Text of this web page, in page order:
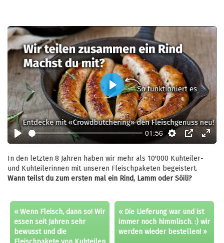
Play
01:56
Settings
PIP Enter
Play
In den letzten 8 Jahren haben wir mehr als 10'000 Kuhteiler-
und Kuhteilerinnen mit unseren Fleischpaketen begeistert.
Wann teilst du zum ersten mal ein Rind, Lamm oder Söili?
« Wenn Fleisch, dann so! Wir
essen seit Jahren sehr
bewusst und die
« Die Lieferung war und ist
immer noch himmlisch. :) wir
werden wieder bestellen! »